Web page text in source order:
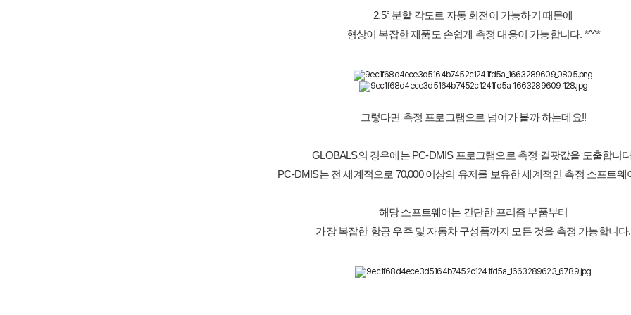
2.5° 분할 각도로 자동 회전이 가능하기 때문에
형상이 복잡한 제품도 손쉽게 측정 대응이 가능합니다. *^^*
그렇다면 측정 프로그램으로 넘어가 볼까 하는데요!!
GLOBALS의 경우에는 PC-DMIS 프로그램으로 측정 결괏값을 도출합니
PC-DMIS는 전 세계적으로 70,000 이상의 유저를 보유한 세계적인 측정 소프트웨
해당 소프트웨어는 간단한 프리즘 부품부터
가장 복잡한 항공 우주 및 자동차 구성품까지 모든 것을 측정 가능합니다.